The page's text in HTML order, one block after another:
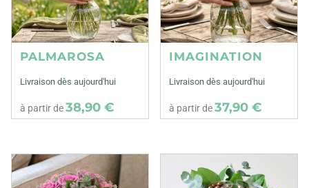
PALMAROSA
Livraison dès aujourd'hui
à partir de38,90 €
IMAGINATION
Livraison dès aujourd'hui
à partir de37,90 €